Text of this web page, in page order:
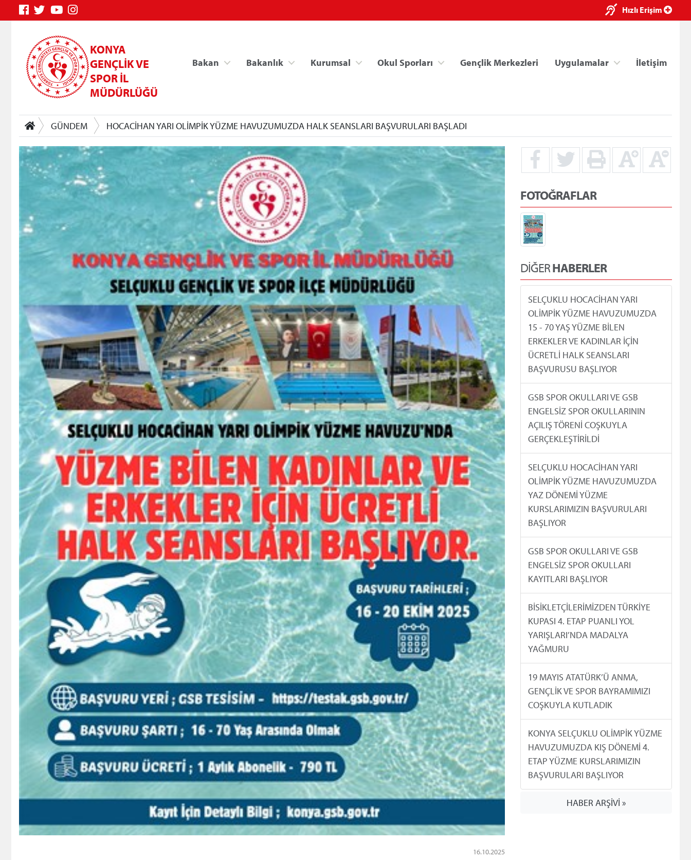
Hızlı Erişim
KONYA
GENÇLİK VE
SPOR İL
MÜDÜRLÜĞÜ
Bakan Bakanlık Kurumsal Okul Sporları Gençlik Merkezleri Uygulamalar İletişim
GÜNDEM HOCACİHAN YARI OLİMPİK YÜZME HAVUZUMUZDA HALK SEANSLARI BAŞVURULARI BAŞLADI
16.10.2025
FOTOĞRAFLAR
DİĞERHABERLER
SELÇUKLU HOCACİHAN YARI
OLİMPİK YÜZME HAVUZUMUZDA
15 - 70 YAŞ YÜZME BİLEN
ERKEKLER VE KADINLAR İÇİN
ÜCRETLİ HALK SEANSLARI
BAŞVURUSU BAŞLIYOR
GSB SPOR OKULLARI VE GSB
ENGELSİZ SPOR OKULLARININ
AÇILIŞ TÖRENİ COŞKUYLA
GERÇEKLEŞTİRİLDİ
SELÇUKLU HOCACİHAN YARI
OLİMPİK YÜZME HAVUZUMUZDA
YAZ DÖNEMİ YÜZME
KURSLARIMIZIN BAŞVURULARI
BAŞLIYOR
GSB SPOR OKULLARI VE GSB
ENGELSİZ SPOR OKULLARI
KAYITLARI BAŞLIYOR
BİSİKLETÇİLERİMİZDEN TÜRKİYE
KUPASI 4. ETAP PUANLI YOL
YARIŞLARI’NDA MADALYA
YAĞMURU
19 MAYIS ATATÜRK’Ü ANMA,
GENÇLİK VE SPOR BAYRAMIMIZI
COŞKUYLA KUTLADIK
KONYA SELÇUKLU OLİMPİK YÜZME
HAVUZUMUZDA KIŞ DÖNEMİ 4.
ETAP YÜZME KURSLARIMIZIN
BAŞVURULARI BAŞLIYOR
HABER ARŞİVİ »
×
Genç Bilgi Sistemi Spor Bilgi Sistemi Kredi/Yurt İşlemleri